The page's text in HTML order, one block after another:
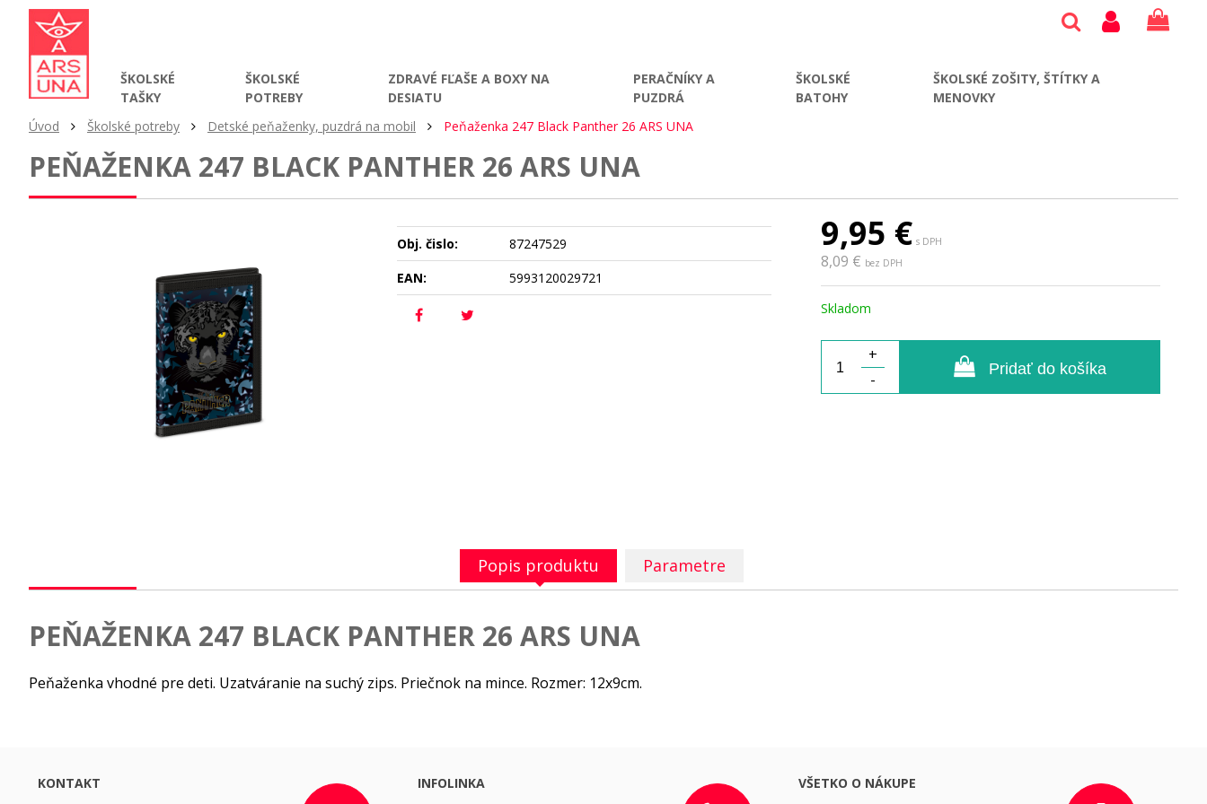
ŠKOLSKÉ
TAŠKY
ŠKOLSKÉ
POTREBY
ZDRAVÉ FĽAŠE A BOXY NA
DESIATU
PERAČNÍKY A
PUZDRÁ
ŠKOLSKÉ
BATOHY
ŠKOLSKÉ ZOŠITY, ŠTÍTKY A
MENOVKY
Úvod
Školské potreby Detské peňaženky, puzdrá na mobil Peňaženka 247 Black Panther 26 ARS UNA
PEŇAŽENKA 247 BLACK PANTHER 26 ARS UNA
9,95 € s DPH
8,09 € bez DPH
Skladom
+
-
Pridať do košíka
Obj. čislo:
87247529
EAN:
5993120029721
Popis produktu Parametre
PEŇAŽENKA 247 BLACK PANTHER 26 ARS UNA
Peňaženka vhodné pre deti. Uzatváranie na suchý zips. Priečnok na mince. Rozmer: 12x9cm.
KONTAKT INFOLINKA VŠETKO O NÁKUPE